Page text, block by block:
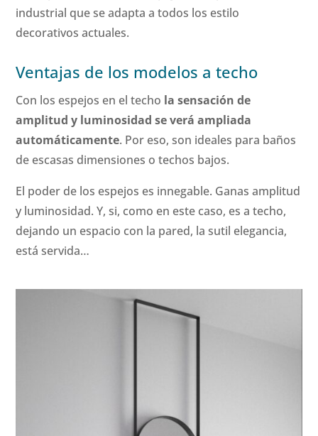
industrial que se adapta a todos los estilo
decorativos actuales.
Ventajas de los modelos a techo
Con los espejos en el techo la sensación de
amplitud y luminosidad se verá ampliada
automáticamente. Por eso, son ideales para baños
de escasas dimensiones o techos bajos.
El poder de los espejos es innegable. Ganas amplitud
y luminosidad. Y, si, como en este caso, es a techo,
dejando un espacio con la pared, la sutil elegancia,
está servida…